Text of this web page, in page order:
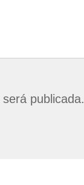
publicada.